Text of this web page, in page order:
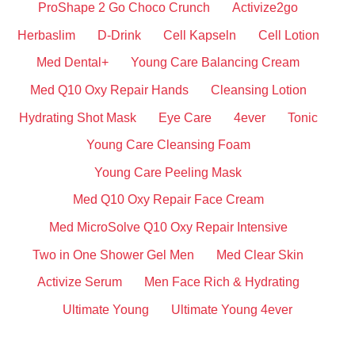
ProShape 2 Go Choco Crunch Activize2go
Herbaslim D-Drink Cell Kapseln Cell Lotion
Med Dental+ Young Care Balancing Cream
Med Q10 Oxy Repair Hands Cleansing Lotion
Hydrating Shot Mask Eye Care 4ever Tonic
Young Care Cleansing Foam
Young Care Peeling Mask
Med Q10 Oxy Repair Face Cream
Med MicroSolve Q10 Oxy Repair Intensive
Two in One Shower Gel Men Med Clear Skin
Activize Serum Men Face Rich & Hydrating
Ultimate Young Ultimate Young 4ever